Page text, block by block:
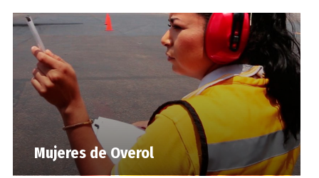
Mujeres de Overol